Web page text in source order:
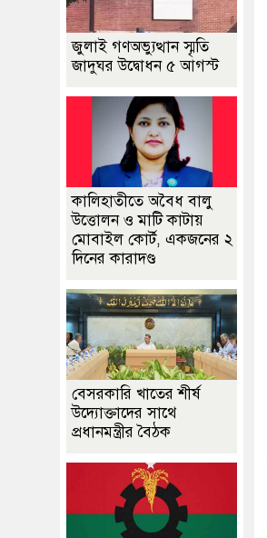
জুলাই গণঅভ্যুত্থান স্মৃতি
জাদুঘর উদ্বোধন ৫ আগস্ট
কালিহাতীতে অবৈধ বালু
উত্তোলন ও মাটি কাটায়
মোবাইল কোর্ট, একজনের ২
দিনের কারাদণ্ড
বেসরকারি খাতের শীর্ষ
উদ্যোক্তাদের সাথে
প্রধানমন্ত্রীর বৈঠক